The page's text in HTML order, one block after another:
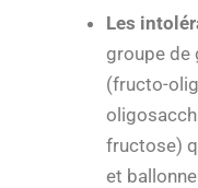
Les
groupe de
(fructo-
fructose)
et